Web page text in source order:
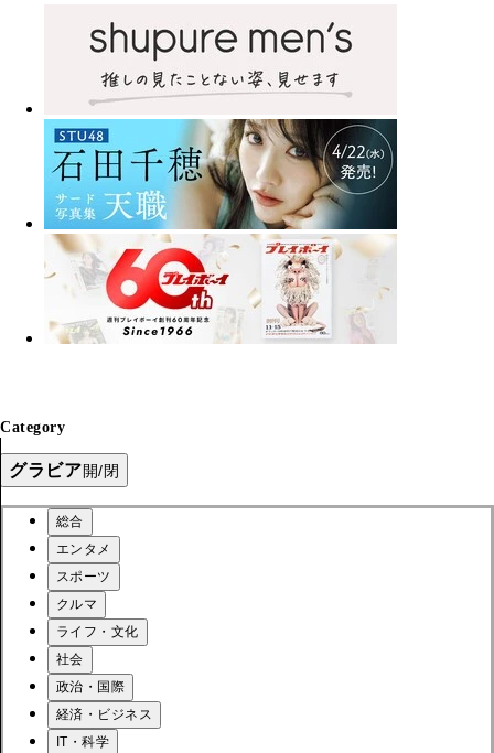
Category
グラビア開/閉
総合
エンタメ
スポーツ
クルマ
ライフ・文化
社会
政治・国際
経済・ビジネス
IT・科学